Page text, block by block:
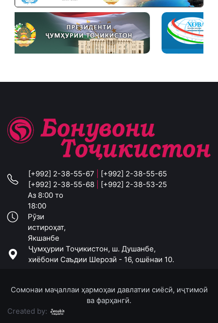
[+992] 2-38-55-67
[+992] 2-38-55-65
[+992] 2-38-55-68
[+992] 2-38-53-25
Аз 8:00 то
18:00
Рӯзи
истироҳат,
Якшанбе
Ҷумҳурии Тоҷикистон, ш. Душанбе,
хиёбони Саъдии Шерозӣ - 16, ошёнаи 10.
Сомонаи маҷаллаи ҳармоҳаи давлатии сиёсӣ, иҷтимоӣ
ва фарҳангӣ.
Created by: